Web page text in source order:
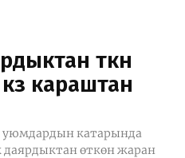
өткөн
караштан
уюмдардын катарында
өткөн жаран